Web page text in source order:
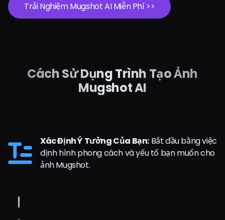
Trải Nghiệm Mugshot AI Miễn Phí >>
Cách Sử Dụng Trình Tạo Ảnh
Mugshot AI
Xác Định Ý Tưởng Của Bạn: Bắt đầu bằng việc
định hình phong cách và yếu tố bạn muốn cho
ảnh Mugshot.